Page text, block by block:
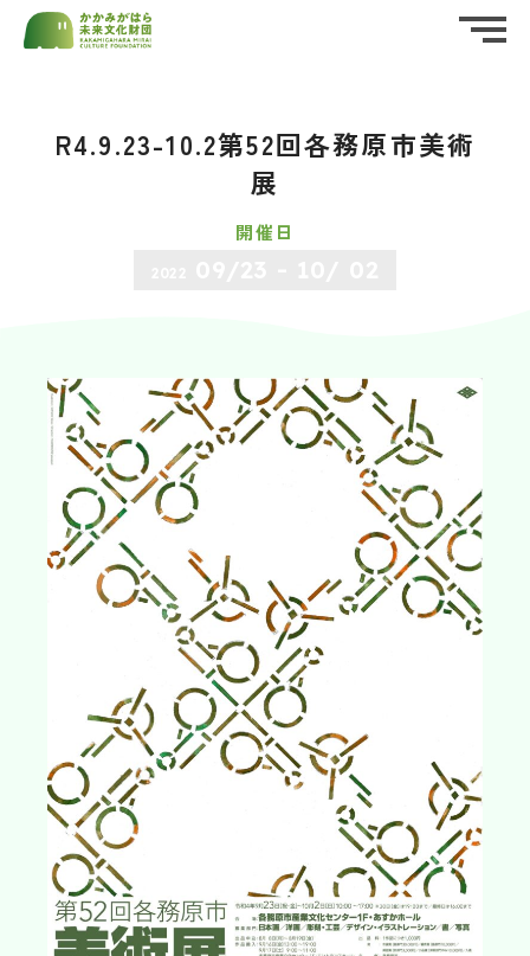
公益財団法人かかみがはら未来文化財団
（後援名義使用）
資料・申請書ダウンロード
ダウンロード （Word）
※上記の各種申請は郵送またはお問い合わせフォームからデータをアップロードす
ることでご依頼いただけます。
お問い合わせフォームはこちら
〒504-0813 岐阜県各務原市蘇原中央町 2-1-8（各務原市文化会館内）
TEL:058-372-7231 FAX:058-371-0061
私たちについて
お知らせ
NEWS
PROFILE
活動報告
各務原市文化会館
HALL
各種資料DL
DOWNLOAD
R4.9.23-10.2第52回各務原市美術
展
開催日